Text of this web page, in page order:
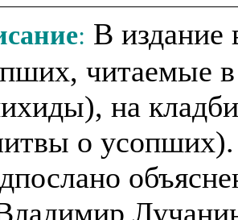
: В издание
читаемые
на
о усопших).